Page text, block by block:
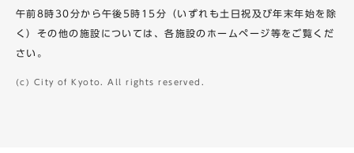
午前8時30分から午後5時15分（いずれも土日祝及び年末年始を除
く）その他の施設については、各施設のホームページ等をご覧くだ
さい。
(c) City of Kyoto. All rights reserved.